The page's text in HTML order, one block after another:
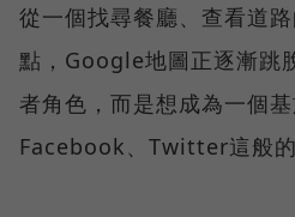
從一個找尋餐廳、查看道
點，Google地圖正逐漸跳
者角色，而是想成為一個
Facebook、Twitter這般的